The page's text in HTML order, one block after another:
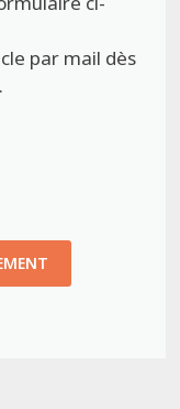
par mail dès